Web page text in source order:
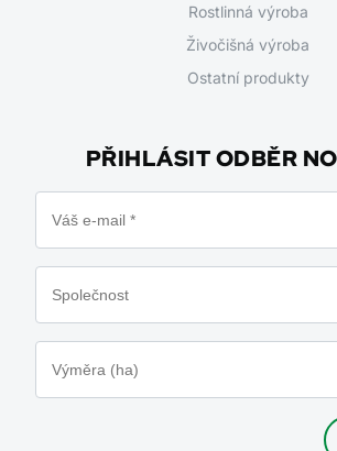
Rostlinná výroba
Živočišná výroba
Ostatní produkty
PŘIHLÁSIT ODBĚR